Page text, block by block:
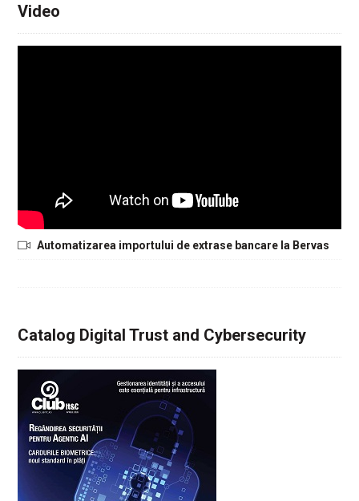
Video
Automatizarea importului de extrase bancare la Bervas
Catalog Digital Trust and Cybersecurity